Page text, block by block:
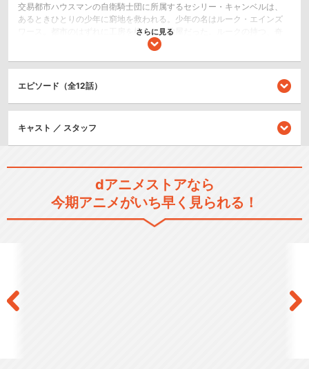
交易都市ハウスマンの自衛騎士団に所属するセシリー・キャンベルは、
あるときひとりの少年に窮地を救われる。少年の名はルーク・エインズ
ワース。都市のはずれに工房を構える鍛冶屋だった。ルークの持つ、奇
妙な剣--大剣をも断ち切ったその｢刀｣に魅せられ、セシリーは折れた愛
の出会いが、聖剣をめぐる過酷な運命に己を巻き込んでいくとも知らず
に……。
さらに見る
エピソード（全12話）
キャスト ／ スタッフ
dアニメストアなら
今期アニメがいち早く見られる！